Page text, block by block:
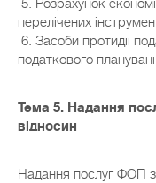
5. Розрахунок
перелічених
6. Засоби протидії
податкового
Тема 5. Надання
відносин
Надання послуг ФОП